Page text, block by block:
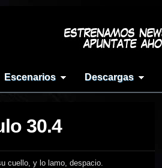
Escenarios Descargas
30.4
cuello, y lo lamo, despacio.